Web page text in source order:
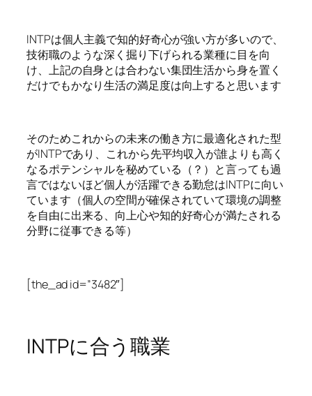
INTPは個人主義で知的好奇心が強い方が多いので、
技術職のような深く掘り下げられる業種に目を向
け、上記の自身とは合わない集団生活から身を置く
だけでもかなり生活の満足度は向上すると思います
そのためこれからの未来の働き方に最適化された型
がINTPであり、これから先平均収入が誰よりも高く
なるポテンシャルを秘めている（？）と言っても過
言ではないほど個人が活躍できる勤怠はINTPに向い
ています（個人の空間が確保されていて環境の調整
を自由に出来る、向上心や知的好奇心が満たされる
分野に従事できる等）
[the_ad id=”3482″]
INTPに合う職業